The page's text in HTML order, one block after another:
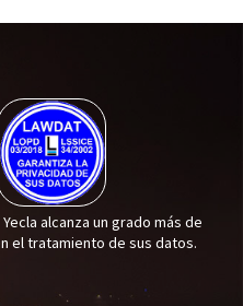
alcanza un grado más de
el tratamiento de sus datos.